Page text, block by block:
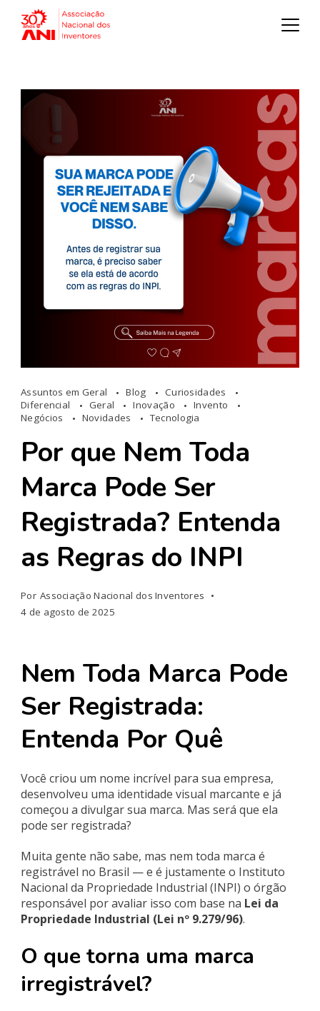
Assuntos em Geral Blog
Curiosidades
Diferencial
Geral Inovação
Invento
Negócios
Novidades Tecnologia
Por que Nem Toda
Marca Pode Ser
Registrada? Entenda
as Regras do INPI
Por Associação Nacional dos Inventores
4 de agosto de 2025
Nem Toda Marca Pode
Ser Registrada:
Entenda Por Quê
Você criou um nome incrível para sua empresa,
desenvolveu uma identidade visual marcante e já
começou a divulgar sua marca. Mas será que ela
pode ser registrada?
Muita gente não sabe, mas nem toda marca é
registrável no Brasil — e é justamente o Instituto
Nacional da Propriedade Industrial (INPI) o órgão
responsável por avaliar isso com base na Lei da
Propriedade Industrial (Lei nº 9.279/96).
O que torna uma marca
irregistrável?